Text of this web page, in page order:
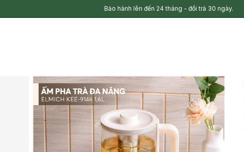
Bảo hành lên đến 24 tháng - đổi trả 30 ngày.